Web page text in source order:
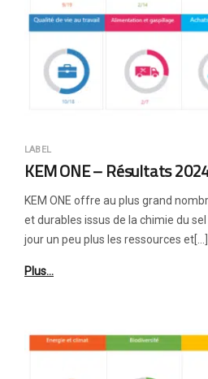
LABEL
KEM ONE – Résultats
KEM ONE offre au plus grand
et durables issus de la chimie du
jour un peu plus les ressources et[…]
Plus…